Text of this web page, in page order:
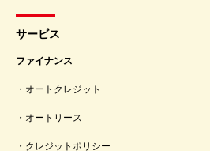
サービス
ファイナンス
オートクレジット
オートリース
クレジットポリシー